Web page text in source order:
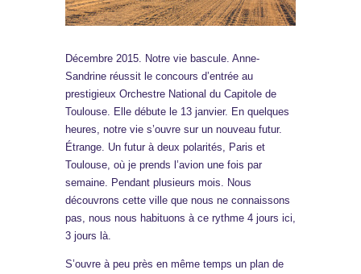
Décembre 2015. Notre vie bascule. Anne-
Sandrine réussit le concours d’entrée au
prestigieux Orchestre National du Capitole de
Toulouse. Elle débute le 13 janvier. En quelques
heures, notre vie s’ouvre sur un nouveau futur.
Étrange. Un futur à deux polarités, Paris et
Toulouse, où je prends l’avion une fois par
semaine. Pendant plusieurs mois. Nous
découvrons cette ville que nous ne connaissons
pas, nous nous habituons à ce rythme 4 jours ici,
3 jours là.
S’ouvre à peu près en même temps un plan de